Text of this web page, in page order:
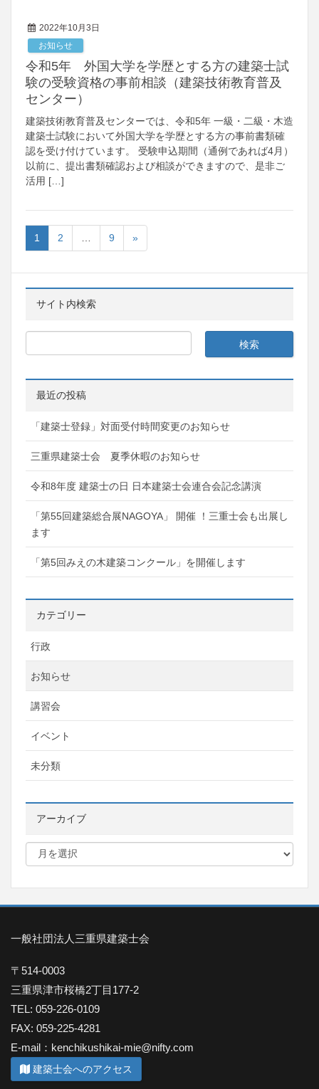
2022年10月3日
お知らせ
令和5年 外国大学を学歴とする方の建築士試
験の受験資格の事前相談（建築技術教育普及
センター）
建築技術教育普及センターでは、令和5年 一級・二級・木造
建築士試験において外国大学を学歴とする方の事前書類確
認を受け付けています。 受験申込期間（通例であれば4月）
以前に、提出書類確認および相談ができますので、是非ご
活用 […]
1 2 9 »
サイト内検索
最近の投稿
「建築士登録」対面受付時間変更のお知らせ
三重県建築士会 夏季休暇のお知らせ
令和8年度 建築士の日 日本建築士会連合会記念講演
「第55回建築総合展NAGOYA」 開催 ！三重士会も出展し
ます
「第5回みえの木建築コンクール」を開催します
カテゴリー
行政
お知らせ
講習会
イベント
未分類
アーカイブ
一般社団法人三重県建築士会
〒514-0003
三重県津市桜橋2丁目177-2
TEL: 059-226-0109
FAX: 059-225-4281
E-mail：kenchikushikai-mie@nifty.com
建築士会へのアクセス